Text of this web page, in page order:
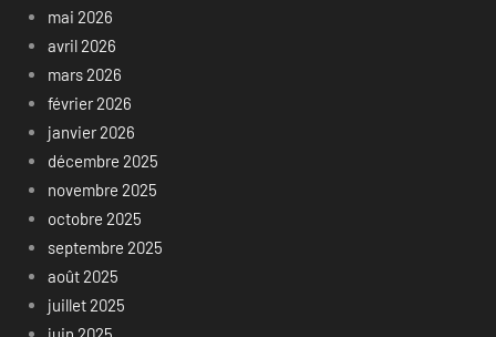
mai 2026
avril 2026
mars 2026
février 2026
janvier 2026
décembre 2025
novembre 2025
octobre 2025
septembre 2025
août 2025
juillet 2025